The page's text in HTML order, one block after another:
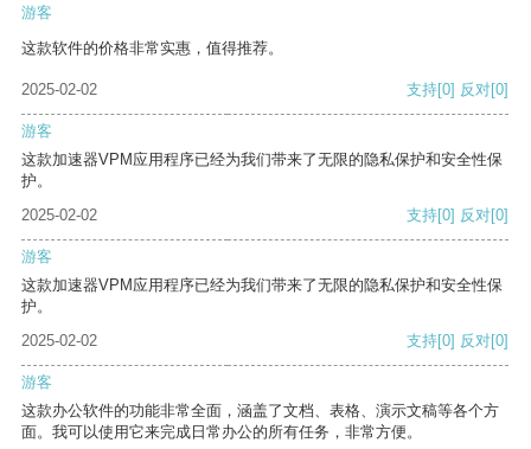
游客
这款软件的价格非常实惠，值得推荐。
2025-02-02 支持[0] 反对[0]
游客
这款加速器VPM应用程序已经为我们带来了无限的隐私保护和安全性保
护。
2025-02-02
支持[0] 反对[0]
游客
这款加速器VPM应用程序已经为我们带来了无限的隐私保护和安全性保
护。
2025-02-02
支持[0] 反对[0]
游客
这款办公软件的功能非常全面，涵盖了文档、表格、演示文稿等各个方
面。我可以使用它来完成日常办公的所有任务，非常方便。